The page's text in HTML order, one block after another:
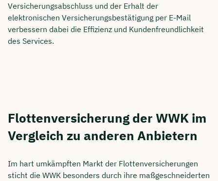
Versicherungsabschluss und der Erhalt der
elektronischen Versicherungsbestätigung per E-Mail
verbessern dabei die Effizienz und Kundenfreundlichkeit
des Services.
Flottenversicherung der WWK im
Vergleich zu anderen Anbietern
Im hart umkämpften Markt der Flottenversicherungen
sticht die WWK besonders durch ihre maßgeschneiderten